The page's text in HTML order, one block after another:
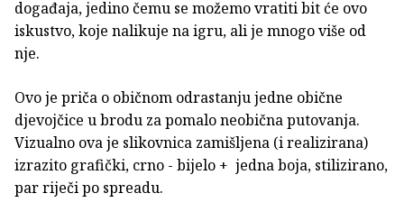
događaja, jedino čemu se možemo vratiti bit će ovo
iskustvo, koje nalikuje na igru, ali je mnogo više od
nje.
Ovo je priča o običnom odrastanju jedne obične
djevojčice u brodu za pomalo neobična putovanja.
Vizualno ova je slikovnica zamišljena (i realizirana)
izrazito grafički, crno - bijelo + jedna boja, stilizirano,
par riječi po spreadu.